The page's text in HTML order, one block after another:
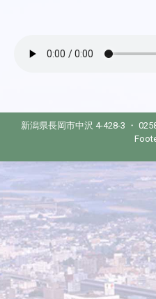
新潟県長岡市中沢 4-428-3 ・